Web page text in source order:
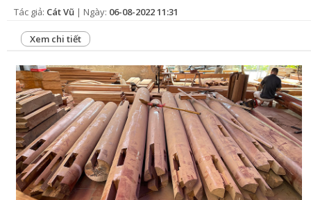
Tác giả: Cát Vũ | Ngày: 06-08-2022 11:31
Xem chi tiết